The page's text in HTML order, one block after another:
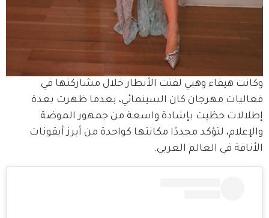
وكانت هيفاء وهبي لفتت الأنظار خلال مشاركتها في
فعاليات مهرجان كان السينمائي، بعدما ظهرت بعدة
إطلالات حظيت بإشادة واسعة من جمهور الموضة
والإعلام، لتؤكد مجددًا مكانتها كواحدة من أبرز أيقونات
الأناقة في العالم العربي.